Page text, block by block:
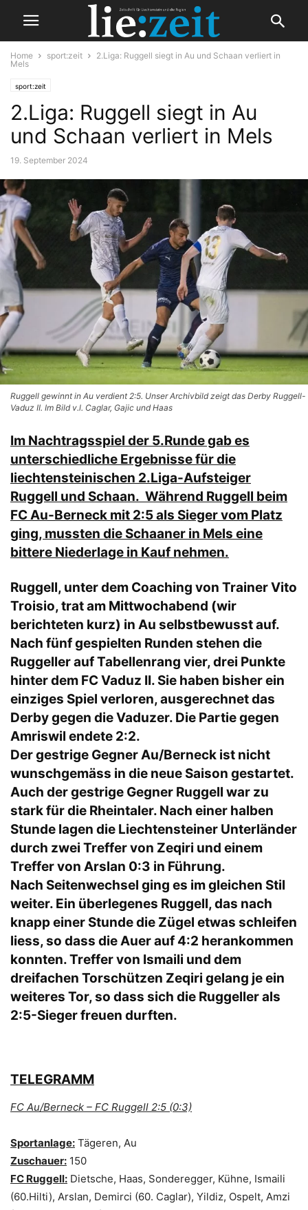
Home sport:zeit
2.Liga: Ruggell siegt in Au und Schaan verliert in
Mels
sport:zeit
2.Liga: Ruggell siegt in Au
und Schaan verliert in Mels
19. September 2024
Ruggell gewinnt in Au verdient 2:5. Unser Archivbild zeigt das Derby Ruggell-
Vaduz II. Im Bild v.l. Caglar, Gajic und Haas
Im Nachtragsspiel der 5.Runde gab es
unterschiedliche Ergebnisse für die
liechtensteinischen 2.Liga-Aufsteiger
Ruggell und Schaan. Während Ruggell beim
FC Au-Berneck mit 2:5 als Sieger vom Platz
ging, mussten die Schaaner in Mels eine
bittere Niederlage in Kauf nehmen.
Ruggell, unter dem Coaching von Trainer Vito
Troisio, trat am Mittwochabend (wir
berichteten kurz) in Au selbstbewusst auf.
Nach fünf gespielten Runden stehen die
Ruggeller auf Tabellenrang vier, drei Punkte
hinter dem FC Vaduz II. Sie haben bisher ein
einziges Spiel verloren, ausgerechnet das
Derby gegen die Vaduzer. Die Partie gegen
Amriswil endete 2:2.
Der gestrige Gegner Au/Berneck ist nicht
wunschgemäss in die neue Saison gestartet.
Auch der gestrige Gegner Ruggell war zu
stark für die Rheintaler. Nach einer halben
Stunde lagen die Liechtensteiner Unterländer
durch zwei Treffer von Zeqiri und einem
Treffer von Arslan 0:3 in Führung.
Nach Seitenwechsel ging es im gleichen Stil
weiter. Ein überlegenes Ruggell, das nach
knapp einer Stunde die Zügel etwas schleifen
liess, so dass die Auer auf 4:2 herankommen
konnten. Treffer von Ismaili und dem
dreifachen Torschützen Zeqiri gelang je ein
weiteres Tor, so dass sich die Ruggeller als
2:5-Sieger freuen durften.
TELEGRAMM
FC Au/Berneck – FC Ruggell 2:5 (0:3)
Sportanlage: Tägeren, Au
Zuschauer: 150
FC Ruggell: Dietsche, Haas, Sonderegger, Kühne, Ismaili
(60.Hilti), Arslan, Demirci (60. Caglar), Yildiz, Ospelt, Amzi